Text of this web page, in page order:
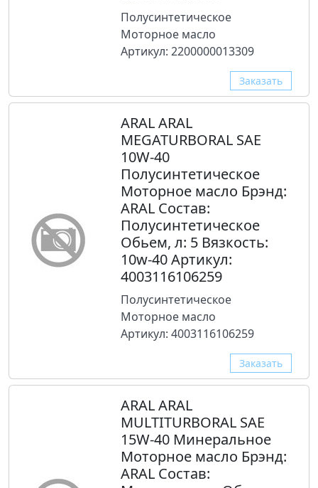
Полусинтетическое
Моторное масло
Артикул: 2200000013309
Заказать
ARAL ARAL
MEGATURBORAL SAE
10W-40
Полусинтетическое
Моторное масло Брэнд:
ARAL Состав:
Полусинтетическое
Обьем, л: 5 Вязкость:
10w-40 Артикул:
4003116106259
Полусинтетическое
Моторное масло
Артикул: 4003116106259
Заказать
ARAL ARAL
MULTITURBORAL SAE
15W-40 Минеральное
Моторное масло Брэнд:
ARAL Состав: